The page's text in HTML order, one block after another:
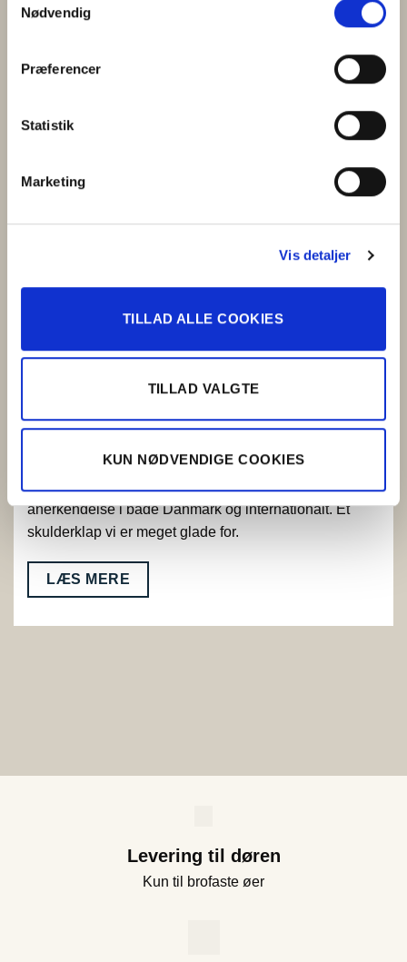
Nødvendig
Præferencer
Statistik
Marketing
Vis detaljer
TILLAD ALLE COOKIES
TILLAD VALGTE
KUN NØDVENDIGE COOKIES
sikrer dig som kunde det bedste produkt.
LÆS MERE
Prisvindende pølser
Vi deltager løbende i fagkonkurrencer for at holde os
skarpe på kvalitet og produkt og har høstet stor
anerkendelse i både Danmark og internationalt. Et
skulderklap vi er meget glade for.
LÆS MERE
Levering til døren
Kun til brofaste øer